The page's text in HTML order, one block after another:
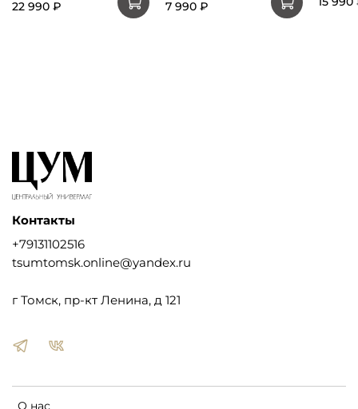
22 990 ₽ 7 990 ₽
О нас
Контакты
+79131102516
tsumtomsk.online@yandex.ru
г Томск, пр-кт Ленина, д 121